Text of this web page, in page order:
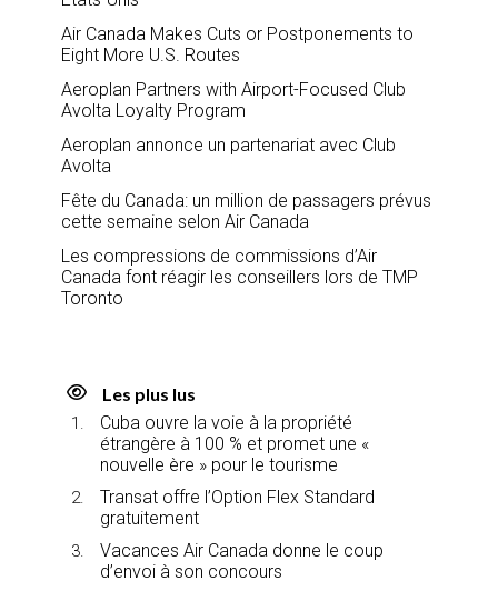
Air Canada Makes Cuts or Postponements to
Eight More U.S. Routes
Aeroplan Partners with Airport-Focused Club
Avolta Loyalty Program
Aeroplan annonce un partenariat avec Club
Avolta
Fête du Canada: un million de passagers prévus
cette semaine selon Air Canada
Les compressions de commissions d’Air
Canada font réagir les conseillers lors de TMP
Toronto
Les plus lus
Cuba ouvre la voie à la propriété
étrangère à 100 % et promet une «
nouvelle ère » pour le tourisme
Transat offre l’Option Flex Standard
gratuitement
Vacances Air Canada donne le coup
d’envoi à son concours